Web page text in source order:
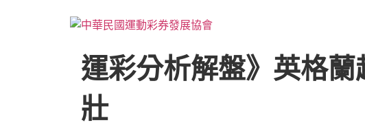
運彩分析解盤》英格蘭
壯